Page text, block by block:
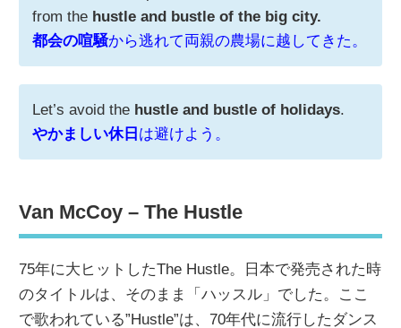
from the hustle and bustle of the big city.
都会の喧騒から逃れて両親の農場に越してきた。
Let’s avoid the hustle and bustle of holidays.
やかましい休日 は避けよう。
Van McCoy – The Hustle
75年に大ヒットしたThe Hustle。日本で発売された時
のタイトルは、そのまま「ハッスル」でした。ここ
で歌われている”Hustle”は、70年代に流行したダンス